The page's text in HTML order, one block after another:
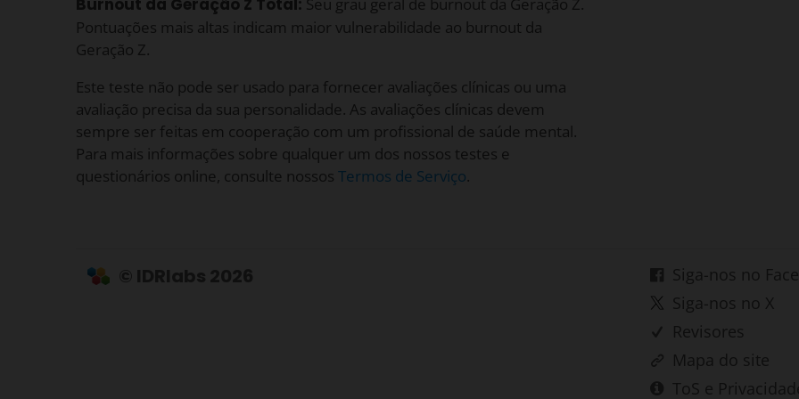
Burnout da Geração Z Total: Seu grau geral de burnout da Geração Z.
Pontuações mais altas indicam maior vulnerabilidade ao burnout da
Geração Z.
Este teste não pode ser usado para fornecer avaliações clínicas ou uma
avaliação precisa da sua personalidade. As avaliações clínicas devem
sempre ser feitas em cooperação com um profissional de saúde mental.
Para mais informações sobre qualquer um dos nossos testes e
questionários online, consulte nossos Termos de Serviço.
Siga-nos no
Siga-nos no X
Revisores
Mapa do site
ToS e